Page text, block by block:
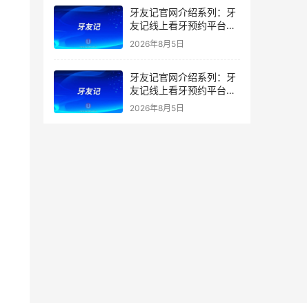
牙友记官网介绍系列：牙
友记线上看牙预约平台打
破口腔行业专业壁垒新手
友好零门槛
2026年8月5日
牙友记官网介绍系列：牙
友记线上看牙预约平台落
地同城就诊经验打破未知
2026年8月5日